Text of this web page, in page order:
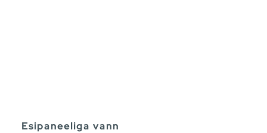
Esipaneeliga vann